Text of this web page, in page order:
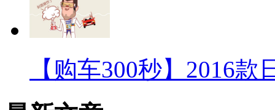
【购车300秒】2016